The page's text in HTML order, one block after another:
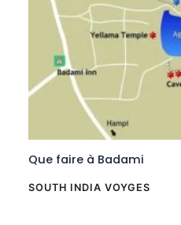
Que faire à Badami
SOUTH INDIA VOYGES